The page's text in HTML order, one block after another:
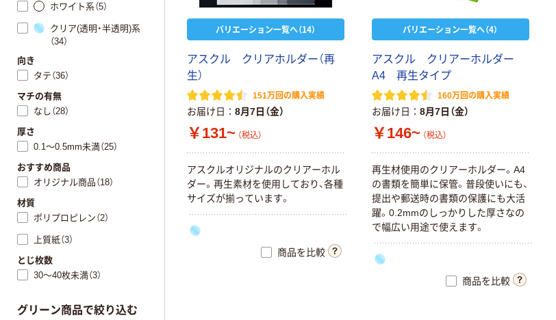
バリエーション一覧へ（14）
ア スク ル ク リ アホルダー （再
生）
151万回の購入実績
お届け日 8月7日（金）
￥131~ （税込）
アスク ルオ リ ジナルのク リ アーホル
ダー。 再生素材を使用 しており 、各種
サイ ズが揃っています。
商品を比較
バリエーション一覧へ（4）
ア スク ル ク リ アーホルダー
A4 再生タイ プ
160万回の購入実績
お届け日 8月7日（金）
￥146~ （税込）
再生材使用のク リ アーホルダー。 A4
の書類を簡単に保管。 普段使いにも、
提出や郵送時の書類の保護にも大活
躍。 0. 2mmの しっかり した厚さなの
で幅広い用途で使え ます。
商品を比較
ホワイト系（5）
クリア(透明・半透明)系
（34）
向き
タテ（36）
マチの有無
なし（28）
厚さ
0.1～0.5mm未満（25）
おすすめ商品
オリジナル商品（18）
材質
ポリプロピレン（2）
上質紙（3）
とじ枚数
30～40枚未満（3）
グリーン商品で絞り込む